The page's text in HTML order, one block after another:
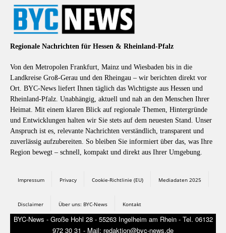
Regionale Nachrichten für Hessen & Rheinland-Pfalz
Von den Metropolen Frankfurt, Mainz und Wiesbaden bis in die
Landkreise Groß-Gerau und den Rheingau – wir berichten direkt vor
Ort. BYC-News liefert Ihnen täglich das Wichtigste aus Hessen und
Rheinland-Pfalz. Unabhängig, aktuell und nah an den Menschen Ihrer
Heimat. Mit einem klaren Blick auf regionale Themen, Hintergründe
und Entwicklungen halten wir Sie stets auf dem neuesten Stand. Unser
Anspruch ist es, relevante Nachrichten verständlich, transparent und
zuverlässig aufzubereiten. So bleiben Sie informiert über das, was Ihre
Region bewegt – schnell, kompakt und direkt aus Ihrer Umgebung.
Impressum Privacy Cookie-Richtlinie (EU) Mediadaten 2025
Disclaimer Über uns: BYC-News Kontakt
BYC-News - Große Hohl 28 - 55263 Ingelheim am Rhein - Tel. 06132
972 30 31 - Mail: redaktion@byc-news.de